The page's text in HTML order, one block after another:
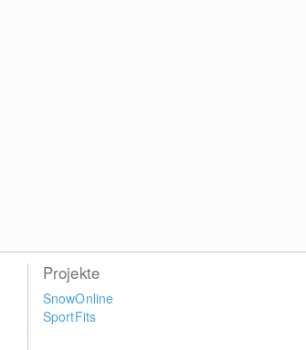
Projekte
SnowOnline
SportFits